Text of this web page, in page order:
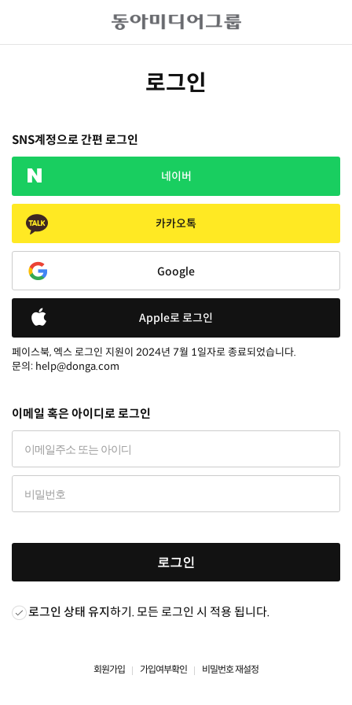
로그인
SNS계정으로 간편 로그인
네이버
카카오톡
Google
Apple로 로그인
페이스북, 엑스 로그인 지원이 2024년 7월 1일자로 종료되었습니다.
문의: help@donga.com
이메일 혹은 아이디로 로그인
로그인
로그인 상태 유지하기. 모든 로그인 시 적용 됩니다.
회원가입 가입여부확인 비밀번호 재설정